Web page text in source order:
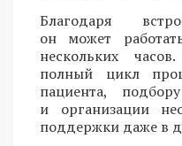
Благодаря
он может
нескольких
полный цикл
пациента,
и организации
поддержки даже в